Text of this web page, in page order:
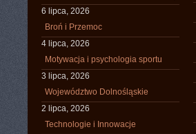
6 lipca, 2026
Broń i Przemoc
4 lipca, 2026
Motywacja i psychologia sportu
3 lipca, 2026
Województwo Dolnośląskie
2 lipca, 2026
Technologie i Innowacje